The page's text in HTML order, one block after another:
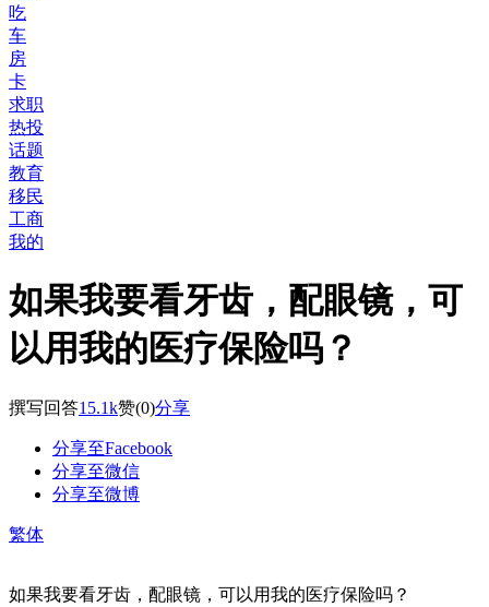
吃
车
房
卡
求职
热投
话题
教育
移民
工商
我的
如果我要看牙齿，配眼镜，可
以用我的医疗保险吗？
撰写回答15.1k赞(0)分享
分享至Facebook
分享至微信
分享至微博
繁体
如果我要看牙齿，配眼镜，可以用我的医疗保险吗？